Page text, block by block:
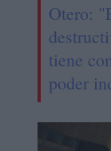
Otero:
tiene
poder